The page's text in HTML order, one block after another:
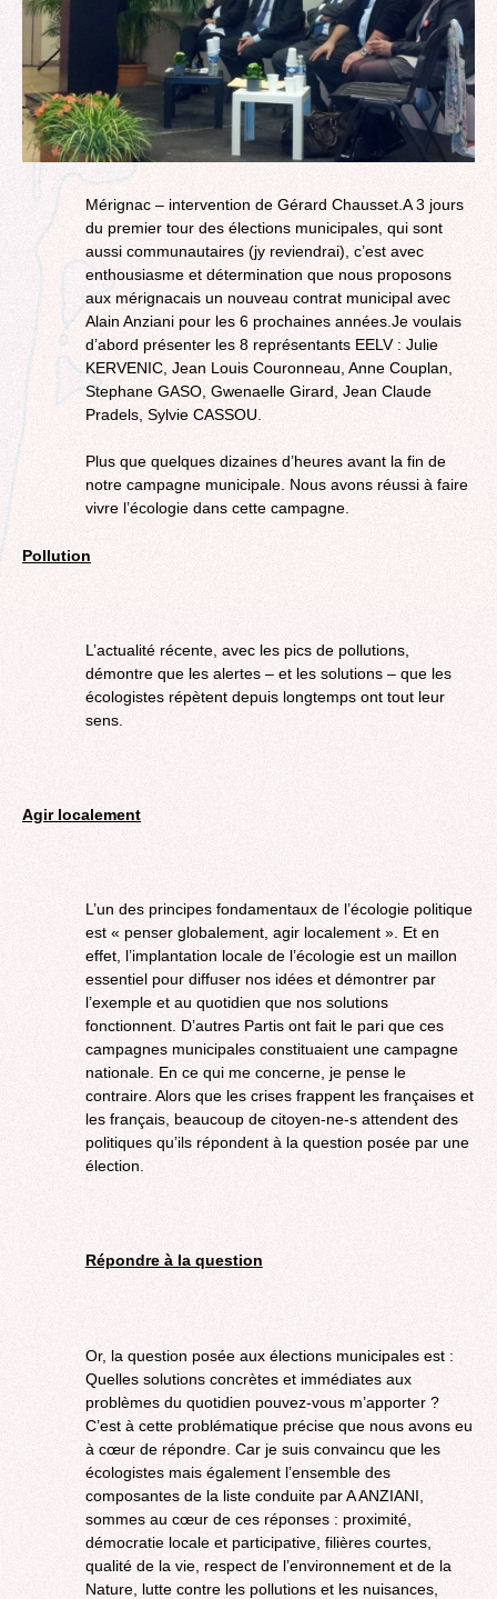
Mérignac – intervention de Gérard Chausset.A 3 jours
du premier tour des élections municipales, qui sont
aussi communautaires (jy reviendrai), c’est avec
enthousiasme et détermination que nous proposons
aux mérignacais un nouveau contrat municipal avec
Alain Anziani pour les 6 prochaines années.Je voulais
d’abord présenter les 8 représentants EELV : Julie
KERVENIC, Jean Louis Couronneau, Anne Couplan,
Stephane GASO, Gwenaelle Girard, Jean Claude
Pradels, Sylvie CASSOU.
Plus que quelques dizaines d’heures avant la fin de
notre campagne municipale. Nous avons réussi à faire
vivre l’écologie dans cette campagne.
Pollution
L’actualité récente, avec les pics de pollutions,
démontre que les alertes – et les solutions – que les
écologistes répètent depuis longtemps ont tout leur
sens.
Agir localement
L’un des principes fondamentaux de l’écologie politique
est « penser globalement, agir localement ». Et en
effet, l’implantation locale de l’écologie est un maillon
essentiel pour diffuser nos idées et démontrer par
l’exemple et au quotidien que nos solutions
fonctionnent. D’autres Partis ont fait le pari que ces
campagnes municipales constituaient une campagne
nationale. En ce qui me concerne, je pense le
contraire. Alors que les crises frappent les françaises et
les français, beaucoup de citoyen-ne-s attendent des
politiques qu’ils répondent à la question posée par une
élection.
Répondre à la question
Or, la question posée aux élections municipales est :
Quelles solutions concrètes et immédiates aux
problèmes du quotidien pouvez-vous m’apporter ?
C’est à cette problématique précise que nous avons eu
à cœur de répondre. Car je suis convaincu que les
écologistes mais également l’ensemble des
composantes de la liste conduite par A ANZIANI,
sommes au cœur de ces réponses : proximité,
démocratie locale et participative, filières courtes,
qualité de la vie, respect de l’environnement et de la
Nature, lutte contre les pollutions et les nuisances,